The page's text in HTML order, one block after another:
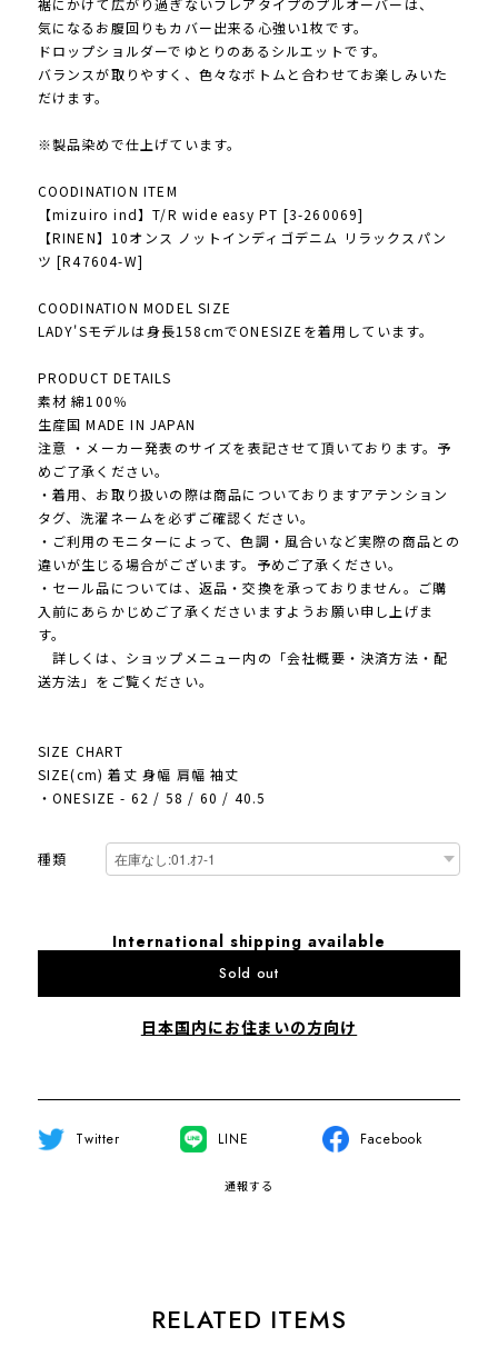
裾にかけて広がり過ぎないフレアタイプのプルオーバーは、
気になるお腹回りもカバー出来る心強い1枚です。
ドロップショルダーでゆとりのあるシルエットです。
バランスが取りやすく、色々なボトムと合わせてお楽しみいた
だけます。
※製品染めで仕上げています。
COODINATION ITEM
【mizuiro ind】T/R wide easy PT [3-260069]
【RINEN】10オンス ノットインディゴデニム リラックスパン
ツ [R47604-W]
COODINATION MODEL SIZE
LADY'Sモデルは身長158cmでONESIZEを着用しています。
PRODUCT DETAILS
素材 綿100％
生産国 MADE IN JAPAN
注意 ・メーカー発表のサイズを表記させて頂いております。予
めご了承ください。
・着用、お取り扱いの際は商品についておりますアテンション
タグ、洗濯ネームを必ずご確認ください。
・ご利用のモニターによって、色調・風合いなど実際の商品との
違いが生じる場合がございます。予めご了承ください。
・セール品については、返品・交換を承っておりません。ご購
入前にあらかじめご了承くださいますようお願い申し上げま
す。
詳しくは、ショップメニュー内の「会社概要・決済方法・配
送方法」をご覧ください。
SIZE CHART
SIZE(cm) 着丈 身幅 肩幅 袖丈
・ONESIZE - 62 / 58 / 60 / 40.5
種類
International shipping available
Sold out
日本国内にお住まいの方向け
Twitter LINE Facebook
通報する
RELATED ITEMS